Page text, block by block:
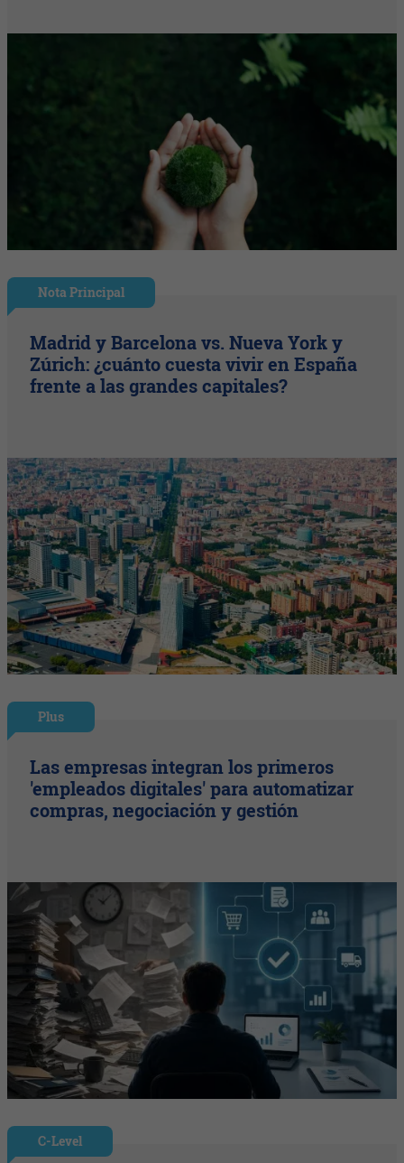
Nota Principal
Madrid y Barcelona vs. Nueva York y
Zúrich: ¿cuánto cuesta vivir en España
frente a las grandes capitales?
Plus
Las empresas integran los primeros
'empleados digitales' para automatizar
compras, negociación y gestión
C-Level